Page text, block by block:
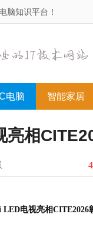
脑知识平台！
电脑 智能家居
亮相
电视亮相CITE2026